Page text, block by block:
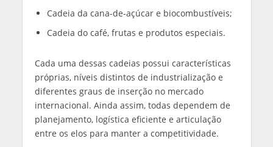
Cadeia da cana-de-açúcar e biocombustíveis;
Cadeia do café, frutas e produtos especiais.
Cada uma dessas cadeias possui características
próprias, níveis distintos de industrialização e
diferentes graus de inserção no mercado
internacional. Ainda assim, todas dependem de
planejamento, logística eficiente e articulação
entre os elos para manter a competitividade.